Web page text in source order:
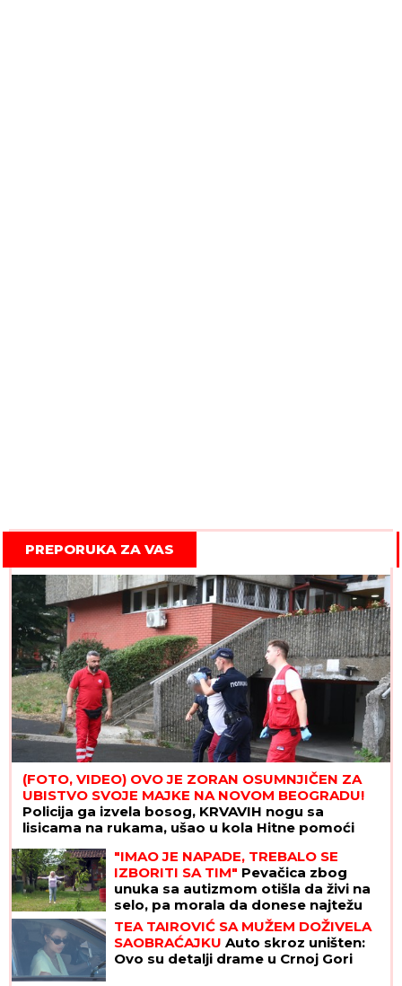
PREPORUKA ZA VAS
(FOTO, VIDEO) OVO JE ZORAN OSUMNJIČEN ZA
UBISTVO SVOJE MAJKE NA NOVOM BEOGRADU!
Policija ga izvela bosog, KRVAVIH nogu sa
lisicama na rukama, ušao u kola Hitne pomoći
"IMAO JE NAPADE, TREBALO SE
IZBORITI SA TIM" Pevačica zbog
unuka sa autizmom otišla da živi na
selo, pa morala da donese najtežu
odluku: "Postao je agresivan"
TEA TAIROVIĆ SA MUŽEM DOŽIVELA
SAOBRAĆAJKU Auto skroz uništen:
Ovo su detalji drame u Crnoj Gori